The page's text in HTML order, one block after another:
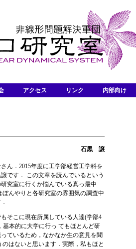
アクセス リンク 内部向け
石黒 譲
ん．2015年度に工学部経営工学科を
です． この文章を読んでいるという
究室に行くか悩んでいる真っ最中
ぼんやりと各研究室の雰囲気の調査中
そこに現在所属している人達(学部4
基本的に大学に行っ てもほとんど研
ているため，なかなか生の意見を聞
のはないと思います．実際，私もほと